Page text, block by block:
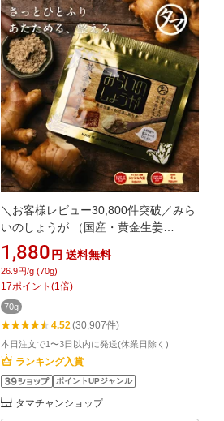
＼お客様レビュー30,800件突破／みら
いのしょうが （国産・黄金生姜
100％） メール便 送料無料九州産の黄
金生姜と熟成黒生姜をまるごと乾燥さ
せた無着色・無添加しょうがパウダ
ー。| 蒸し生姜 乾燥生姜 生姜粉末 しょ
うが粉末 生姜パウダー ジンジャーパ
ウダー
1,880 円 送料無料
26.9円/g (70g)
17ポイント (1倍)
70g
4.52(30,907件)
本日注文で1〜3日以内に発送(休業日除く)
ランキング入賞
ポイントUPジャンル
タマチャンショップ